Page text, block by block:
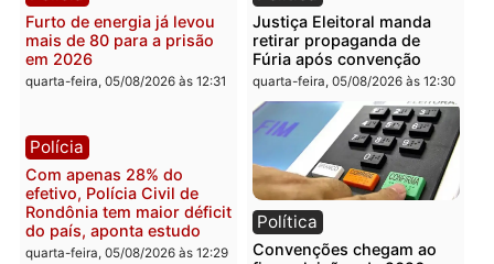
confirmado candidato a
deputado federal pelo
Republicanos
quarta-feira, 05/08/2026 às 15:52
diagnóstico que pode
mudar os rumos de
Rondônia
quarta-feira, 05/08/2026 às
Política Polícia